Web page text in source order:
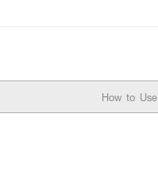
How to Use